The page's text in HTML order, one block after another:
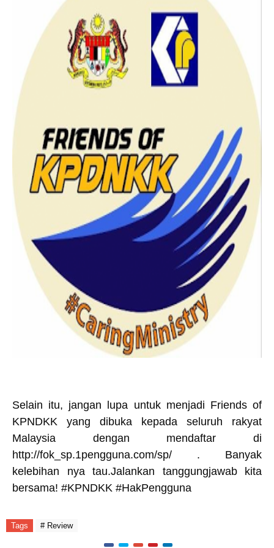
Selain itu, jangan lupa untuk menjadi Friends of
KPNDKK yang dibuka kepada seluruh rakyat
Malaysia dengan mendaftar di
http://fok_sp.1pengguna.com/sp/ . Banyak
kelebihan nya tau.Jalankan tanggungjawab kita
bersama! #KPNDKK #HakPengguna
Tags # Review